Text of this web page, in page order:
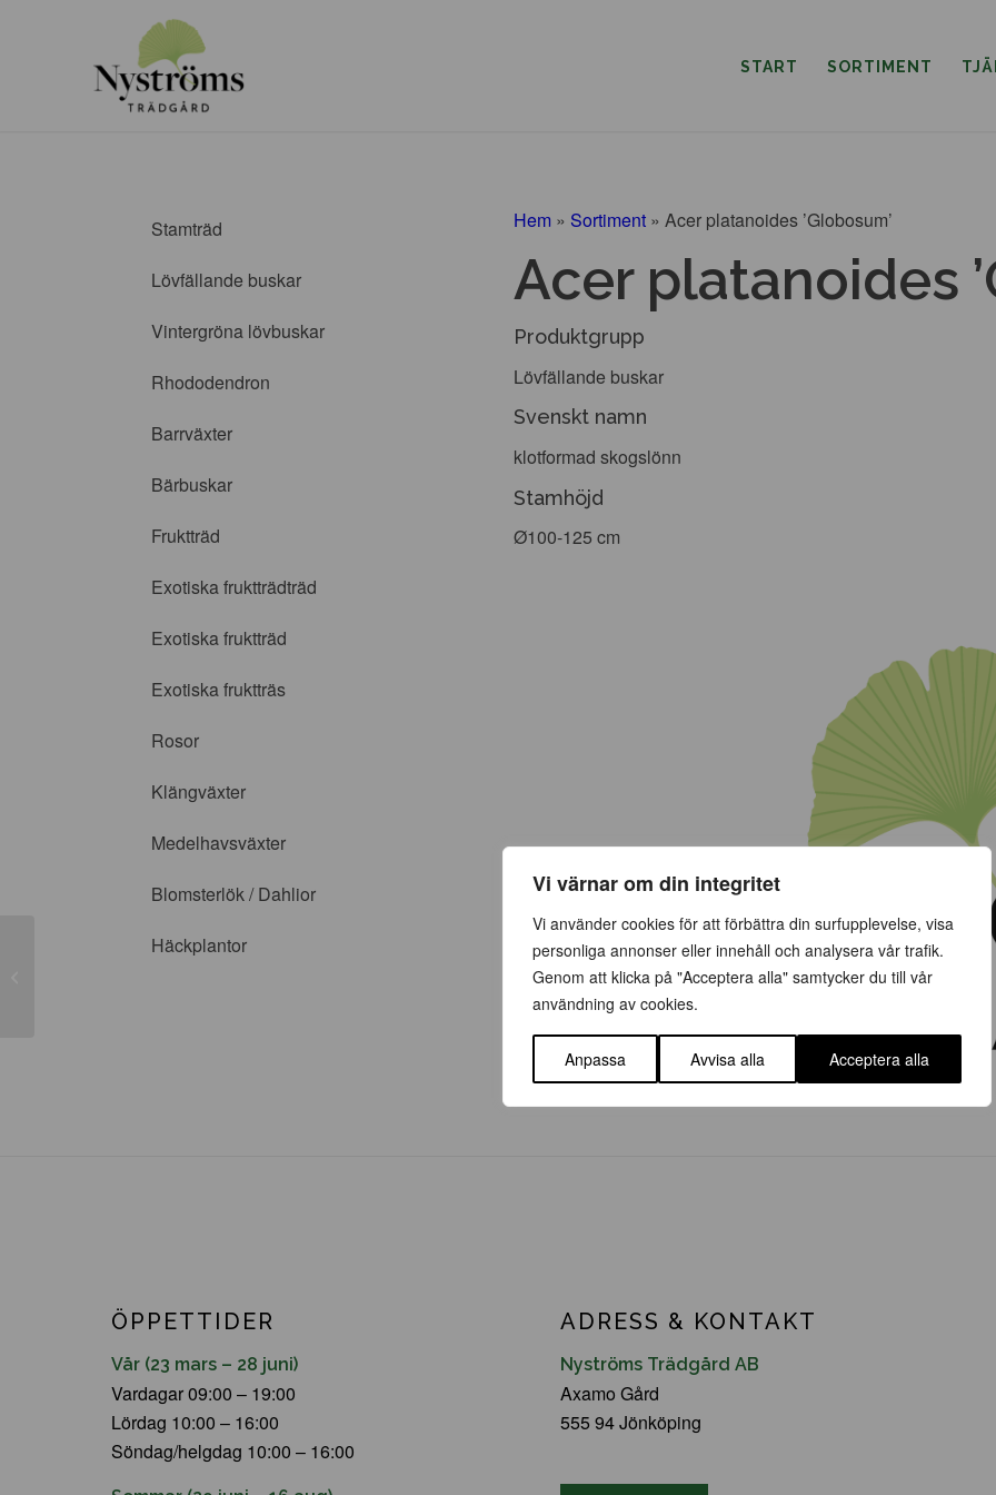
Vi värnar om din integritet
Vi använder cookies för att förbättra din surfupplevelse, visa
personliga annonser eller innehåll och analysera vår trafik.
Genom att klicka på "Acceptera alla" samtycker du till vår
användning av cookies.
Anpassa Avvisa alla Acceptera alla
START SORTIMENT
Stamträd
Lövfällande buskar
Vintergröna lövbuskar
Rhododendron
Barrväxter
Bärbuskar
Fruktträd
Exotiska fruktträdträd
Exotiska fruktträd
Exotiska fruktträs
Rosor
Klängväxter
Medelhavsväxter
Blomsterlök / Dahlior
Häckplantor
Hem » Sortiment » Acer platanoides ’Globosum’
Acer platanoides
Produktgrupp
Lövfällande buskar
Svenskt namn
klotformad skogslönn
Stamhöjd
Ø100-125 cm
ÖPPETTIDER
Vår (23 mars – 28 juni)
Vardagar 09:00 – 19:00
Lördag 10:00 – 16:00
Söndag/helgdag 10:00 – 16:00
ADRESS & KONTAKT
Nyströms Trädgård AB
Axamo Gård
555 94 Jönköping